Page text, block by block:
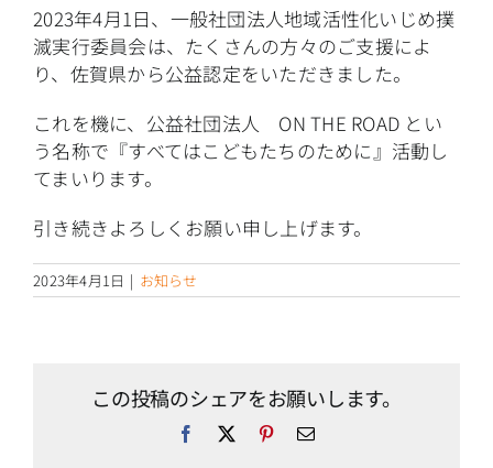
2023年4月1日、一般社団法人地域活性化いじめ撲
滅実行委員会は、たくさんの方々のご支援によ
り、佐賀県から公益認定をいただきました。
これを機に、公益社団法人 ON THE ROAD とい
う名称で『すべてはこどもたちのために』活動し
てまいります。
引き続きよろしくお願い申し上げます。
2023年4月1日 | お知らせ
この投稿のシェアをお願いします。
Facebook Pinterest
電